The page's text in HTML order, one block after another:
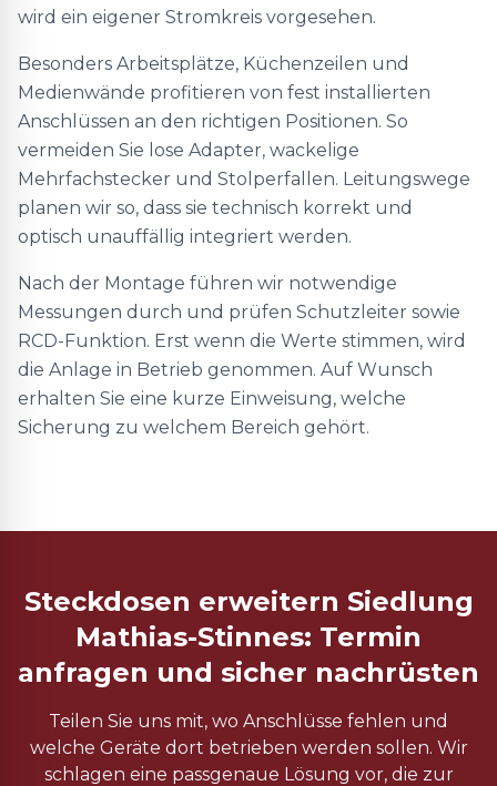
wird ein eigener Stromkreis vorgesehen.
Besonders Arbeitsplätze, Küchenzeilen und
Medienwände profitieren von fest installierten
Anschlüssen an den richtigen Positionen. So
vermeiden Sie lose Adapter, wackelige
Mehrfachstecker und Stolperfallen. Leitungswege
planen wir so, dass sie technisch korrekt und
optisch unauffällig integriert werden.
Nach der Montage führen wir notwendige
Messungen durch und prüfen Schutzleiter sowie
RCD-Funktion. Erst wenn die Werte stimmen, wird
die Anlage in Betrieb genommen. Auf Wunsch
erhalten Sie eine kurze Einweisung, welche
Sicherung zu welchem Bereich gehört.
Steckdosen erweitern Siedlung
Mathias-Stinnes: Termin
anfragen und sicher nachrüsten
Teilen Sie uns mit, wo Anschlüsse fehlen und
welche Geräte dort betrieben werden sollen. Wir
schlagen eine passgenaue Lösung vor, die zur